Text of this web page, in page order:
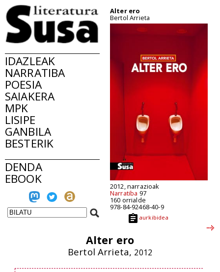
IDAZLEAK
NARRATIBA
POESIA
SAIAKERA
MPK
LISIPE
GANBILA
BESTERIK
DENDA
EBOOK
Alter ero
Bertol Arrieta
2012, narrazioak
Narratiba 97
160 orrialde
978-84-92468-40-9
aurkibidea
Alter ero
Bertol Arrieta, 2012